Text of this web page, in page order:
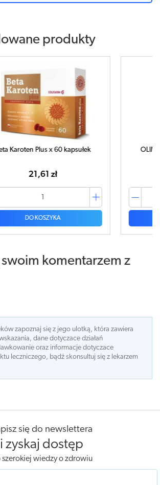
produkty
Karoten Plus x 60 kapsułek
21,61 zł
DO KOSZYKA
swoim komentarzem z
zapoznaj się z jego ulotką, która zawiera
dane dotyczace działań
oraz informacje dotyczace
leczniczego, bądź skonsultuj się z lekarzem
się do newslettera
i zyskaj dostęp
szerokiej wiedzy o zdrowiu